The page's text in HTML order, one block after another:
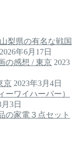
梨県の有名な戦国
2026年6月17日
の感想 / 東京 2023
京 2023年3月4日
ーワイハーバー）
3日
の家電３点セット